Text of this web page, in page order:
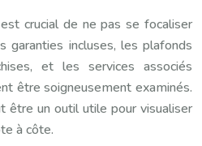
crucial de ne pas se focaliser
garanties incluses, les plafonds
et les services associés
être soigneusement examinés.
être un outil utile pour visualiser
à côte.